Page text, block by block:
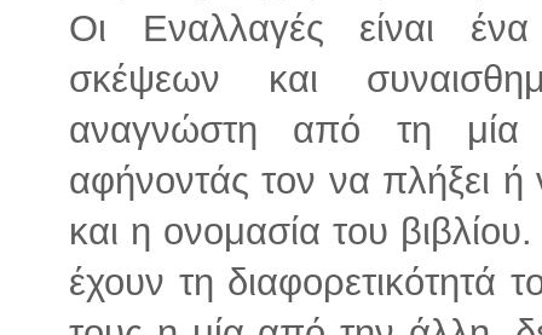
Οι Εναλλαγές είναι
σκέψεων και
αναγνώστη από τη μία
αφήνοντάς τον να πλήξει
και η ονομασία του
έχουν τη διαφορετικότητά